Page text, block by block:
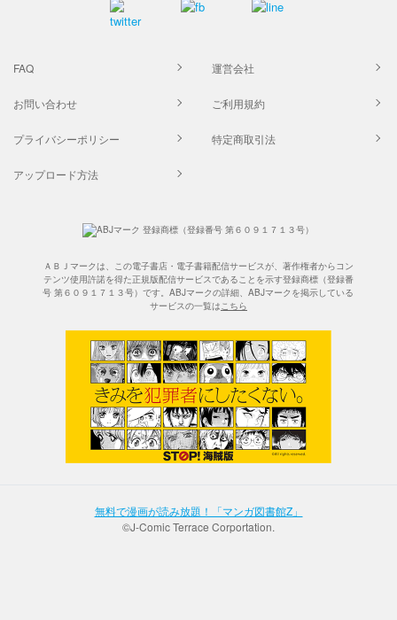
FAQ 運営会社
お問い合わせ ご利用規約
プライバシーポリシー 特定商取引法
アップロード方法
ＡＢＪマークは、この電子書店・電子書籍配信サービスが、著作権者からコン
テンツ使用許諾を得た正規版配信サービスであることを示す登録商標（登録番
号 第６０９１７１３号）です。ABJマークの詳細、ABJマークを掲示している
サービスの一覧はこちら
無料で漫画が読み放題！「マンガ図書館Z」
©J-Comic Terrace Corportation.